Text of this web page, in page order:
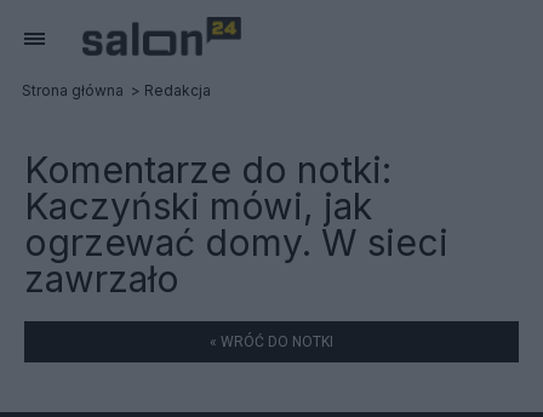
Strona główna Redakcja
Komentarze do notki:
Kaczyński mówi, jak
ogrzewać domy. W sieci
zawrzało
« WRÓĆ DO NOTKI